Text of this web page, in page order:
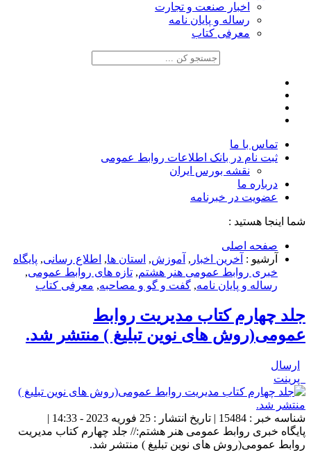
اخبار صنعت و تجارت
رساله و پایان نامه
معرفی کتاب
تماس با ما
ثبت نام در بانک اطلاعات روابط عمومی
نقشه بورس ایران
درباره ما
عضويت در خبرنامه
شما اینجا هستید :
صفحه اصلی
آرشیو : آخرین اخبار , آموزش, استان ها, اطلاع رسانی, پایگاه
خبری روابط عمومی هنر هشتم, تازه های روابط عمومی,
رساله و پایان نامه, گفت و گو و مصاحبه, معرفی کتاب
جلد چهارم کتاب مدیریت روابط
عمومی(روش های نوین تبلیغ ) منتشر شد.
ارسال
پرینت
شناسه خبر : 15484 | تاریخ انتشار : 25 فوریه 2023 - 14:33 |
پایگاه خبری روابط عمومی هنر هشتم:// جلد چهارم کتاب مدیریت
روابط عمومی(روش های نوین تبلیغ ) منتشر شد.